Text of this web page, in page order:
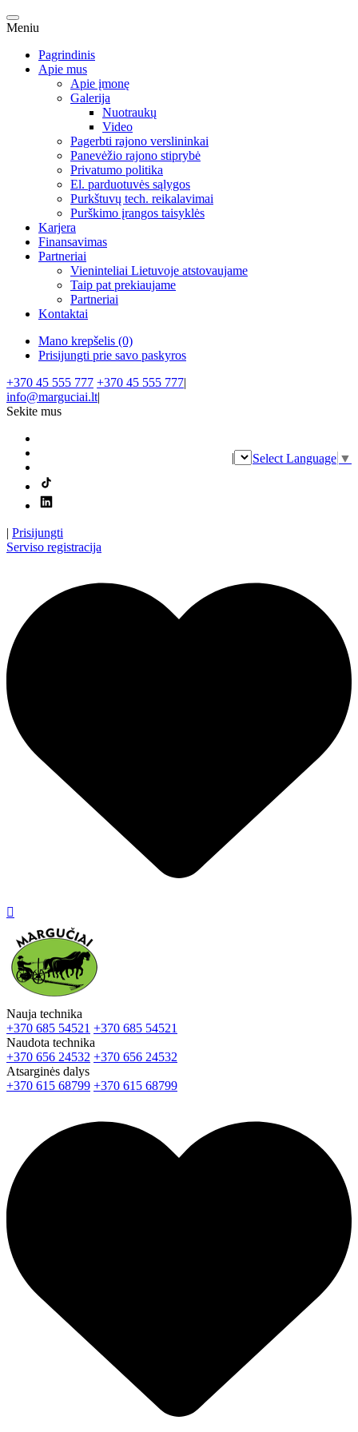
Meniu
Pagrindinis
Apie mus
Apie įmonę
Galerija
Nuotraukų
Video
Pagerbti rajono verslininkai
Panevėžio rajono stiprybė
Privatumo politika
El. parduotuvės sąlygos
Purkštuvų tech. reikalavimai
Purškimo įrangos taisyklės
Karjera
Finansavimas
Partneriai
Vieninteliai Lietuvoje atstovaujame
Taip pat prekiaujame
Partneriai
Kontaktai
Mano krepšelis (0)
Prisijungti prie savo paskyros
+370 45 555 777 +370 45 555 777|
info@marguciai.lt|
Sekite mus
| Prisijungti
| Select Language ▼
Serviso registracija

Nauja technika
+370 685 54521 +370 685 54521
Naudota technika
+370 656 24532 +370 656 24532
Atsarginės dalys
+370 615 68799 +370 615 68799